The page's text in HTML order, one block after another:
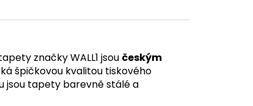
značky WALL1 jsou českým
špičkovou kvalitou tiskového
jsou tapety barevně stálé a